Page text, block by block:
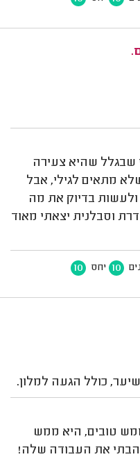
שהיא צעירה
מתאים לגילי, אבל
בדיוק את מה
וסבלנית יצאתי מאוד
10 יחס 10
שיער, כולל הגעה למלון.
טובים, היא ממש
את העבודה שלה!